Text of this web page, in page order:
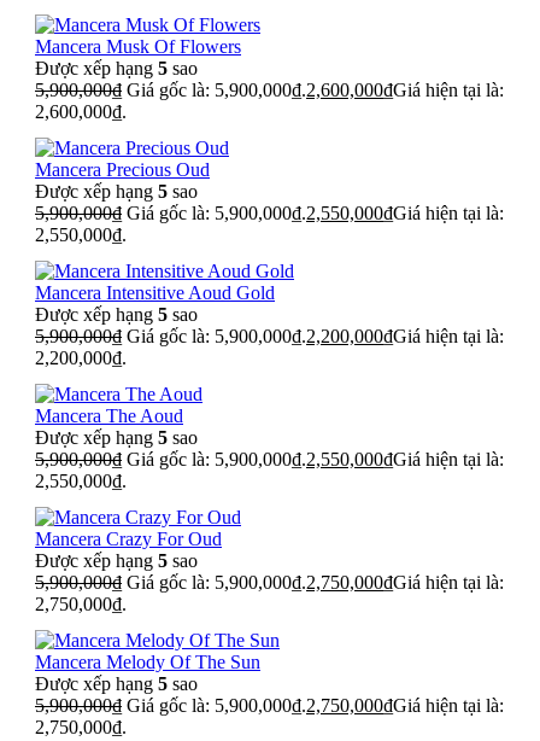
Mancera Musk Of Flowers
Được xếp hạng 5 sao
5,900,000₫ Giá gốc là: 5,900,000₫.2,600,000₫Giá hiện tại là:
2,600,000₫.
Mancera Precious Oud
Được xếp hạng 5 sao
5,900,000₫ Giá gốc là: 5,900,000₫.2,550,000₫Giá hiện tại là:
2,550,000₫.
Mancera Intensitive Aoud Gold
Được xếp hạng 5 sao
5,900,000₫ Giá gốc là: 5,900,000₫.2,200,000₫Giá hiện tại là:
2,200,000₫.
Mancera The Aoud
Được xếp hạng 5 sao
5,900,000₫ Giá gốc là: 5,900,000₫.2,550,000₫Giá hiện tại là:
2,550,000₫.
Mancera Crazy For Oud
Được xếp hạng 5 sao
5,900,000₫ Giá gốc là: 5,900,000₫.2,750,000₫Giá hiện tại là:
2,750,000₫.
Mancera Melody Of The Sun
Được xếp hạng 5 sao
5,900,000₫ Giá gốc là: 5,900,000₫.2,750,000₫Giá hiện tại là:
2,750,000₫.